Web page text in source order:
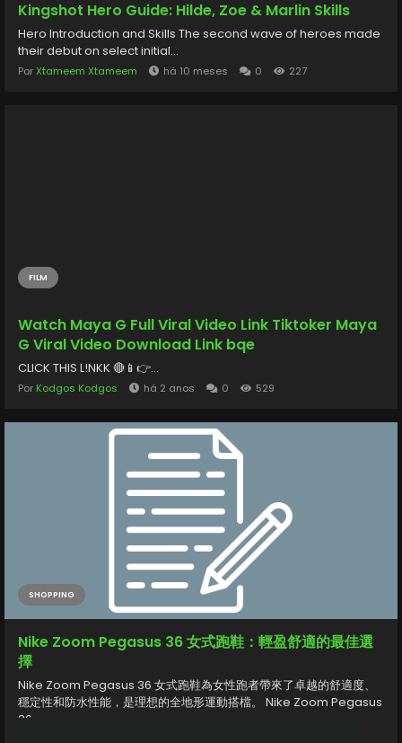
Kingshot Hero Guide: Hilde, Zoe & Marlin Skills
Hero Introduction and Skills The second wave of heroes made
their debut on select initial...
PorXtameem Xtameem há 10 meses 0 227
FILM
Watch Maya G Full Viral Video Link Tiktoker Maya
G Viral Video Download Link bqe
CLICK THIS L!NKK 🔴📱👉...
Por Kodgos Kodgos há 2 anos 0 529
SHOPPING
Nike Zoom Pegasus 36 女式跑鞋：輕盈舒適的最佳選
擇
Nike Zoom Pegasus 36 女式跑鞋為女性跑者帶來了卓越的舒適度、
穩定性和防水性能，是理想的全地形運動搭檔。 Nike Zoom Pegasus
36...